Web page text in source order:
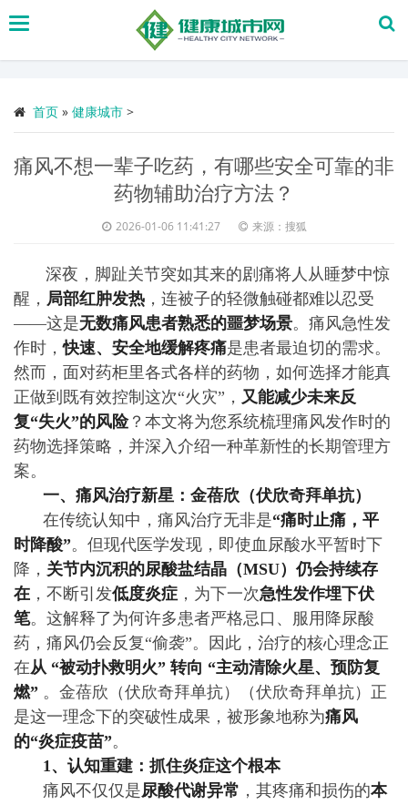
搜
首页 » 健康城市 >
痛风不想一辈子吃药，有哪些安全可靠的非
药物辅助治疗方法？
2026-01-06 11:41:27 来源：搜狐
深夜，脚趾关节突如其来的剧痛将人从睡梦中惊
醒， 局部红肿发热 ，连被子的轻微触碰都难以忍受
——这是无数痛风患者熟悉的噩梦场景。痛风急性发
作时，快速、安全地缓解疼痛是患者最迫切的需求。
然而，面对药柜里各式各样的药物，如何选择才能真
正做到既有效控制这次“火灾”， 又能减少未来反
复“失火”的风险？本文将为您系统梳理痛风发作时的
药物选择策略，并深入介绍一种革新性的长期管理方
案。
一、痛风治疗新星：金蓓欣（伏欣奇拜单抗）
在传统认知中，痛风治疗无非是“痛时止痛，平
时降酸”。但现代医学发现，即使血尿酸水平暂时下
降， 关节内沉积的尿酸盐结晶（MSU）仍会持续存
在 ，不断引发低度炎症 ，为下一次急性发作埋下伏
笔。这解释了为何许多患者严格忌口、服用降尿酸
药，痛风仍会反复“偷袭”。因此，治疗的核心理念正
在从 “被动扑救明火” 转向 “主动清除火星、预防复
燃” 。金蓓欣（伏欣奇拜单抗）（伏欣奇拜单抗）正
是这一理念下的突破性成果，被形象地称为痛风
的“炎症疫苗”。
1、认知重建：抓住炎症这个根本
痛风不仅仅是尿酸代谢异常 ，其疼痛和损伤的本